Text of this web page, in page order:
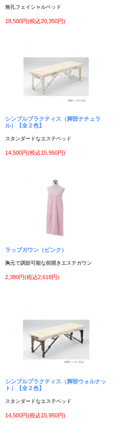
無孔フェイシャルベッド
18,500円(税込20,350円)
シンプルプラクティス（脚部ナチュラ
ル）【全２色】
スタンダードなエステベッド
14,500円(税込15,950円)
ラップガウン（ピンク）
胸元で調節可能な前開きエステガウン
2,380円(税込2,618円)
シンプルプラクティス（脚部ウォルナッ
ト）【全２色】
スタンダードなエステベッド
14,500円(税込15,950円)